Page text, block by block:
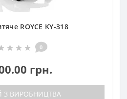
ROYCE KY-318
0
грн.
З ВИРОБНИЦТВА